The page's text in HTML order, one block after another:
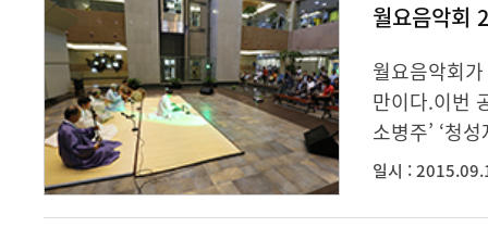
월요음악회
월요음악회
만이다.이번
소병주’ ‘청
일시 :